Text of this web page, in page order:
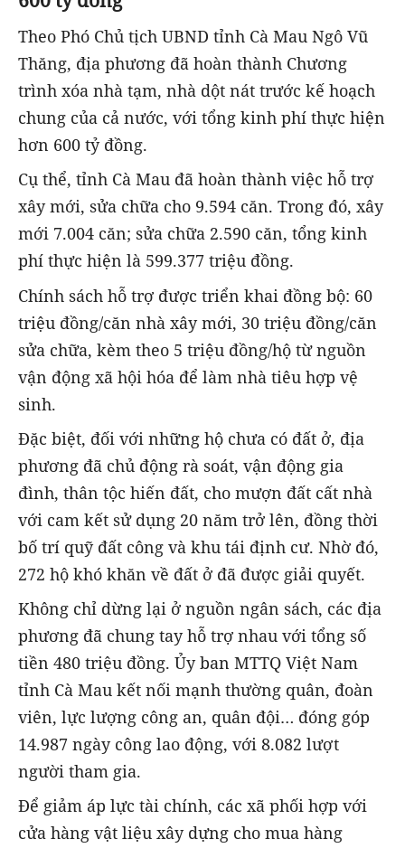
Theo Phó Chủ tịch UBND tỉnh Cà Mau Ngô Vũ
Thăng, địa phương đã hoàn thành Chương
trình xóa nhà tạm, nhà dột nát trước kế hoạch
chung của cả nước, với tổng kinh phí thực hiện
hơn 600 tỷ đồng.
Cụ thể, tỉnh Cà Mau đã hoàn thành việc hỗ trợ
xây mới, sửa chữa cho 9.594 căn. Trong đó, xây
mới 7.004 căn; sửa chữa 2.590 căn, tổng kinh
phí thực hiện là 599.377 triệu đồng.
Chính sách hỗ trợ được triển khai đồng bộ: 60
triệu đồng/căn nhà xây mới, 30 triệu đồng/căn
sửa chữa, kèm theo 5 triệu đồng/hộ từ nguồn
vận động xã hội hóa để làm nhà tiêu hợp vệ
sinh.
Đặc biệt, đối với những hộ chưa có đất ở, địa
phương đã chủ động rà soát, vận động gia
đình, thân tộc hiến đất, cho mượn đất cất nhà
với cam kết sử dụng 20 năm trở lên, đồng thời
bố trí quỹ đất công và khu tái định cư. Nhờ đó,
272 hộ khó khăn về đất ở đã được giải quyết.
Không chỉ dừng lại ở nguồn ngân sách, các địa
phương đã chung tay hỗ trợ nhau với tổng số
tiền 480 triệu đồng. Ủy ban MTTQ Việt Nam
tỉnh Cà Mau kết nối mạnh thường quân, đoàn
viên, lực lượng công an, quân đội… đóng góp
14.987 ngày công lao động, với 8.082 lượt
người tham gia.
Để giảm áp lực tài chính, các xã phối hợp với
cửa hàng vật liệu xây dựng cho mua hàng